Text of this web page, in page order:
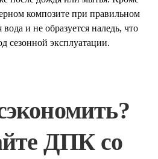
композите при правильном
и не образуется наледь, что
сезонной эксплуатации.
ДПК со